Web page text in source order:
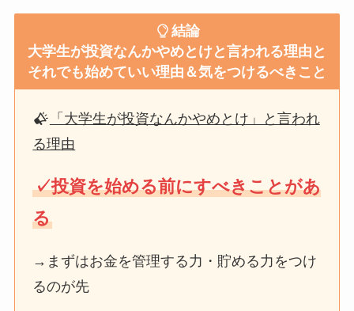
結論
大学生が投資なんかやめとけと言われる理由と
それでも始めていい理由＆気をつけるべきこと
「大学生が投資なんかやめとけ」と言われ
る理由
✓投資を始める前にすべきことがあ
る
→まずはお金を管理する力・貯める力をつけ
るのが先